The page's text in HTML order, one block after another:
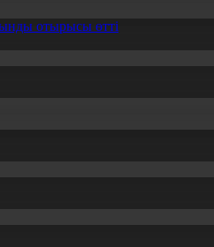
отырысы өтті